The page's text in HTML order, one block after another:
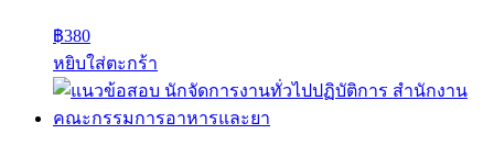
฿380
หยิบใส่ตะกร้า